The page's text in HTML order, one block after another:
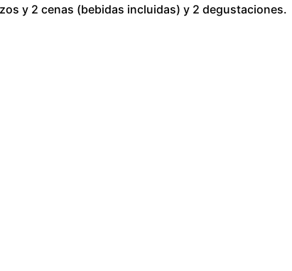
y 2 cenas (bebidas incluidas) y 2 degustaciones.